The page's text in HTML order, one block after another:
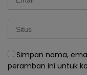
Simpan nama,
peramban ini untuk